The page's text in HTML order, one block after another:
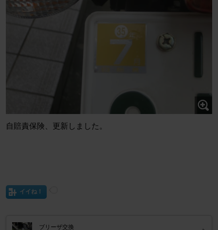
自賠責保険、更新しました。
イイね！
ブリーザ交換